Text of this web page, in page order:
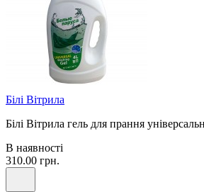
Білі Вітрила
Білі Вітрила гель для прання
В наявності
310.00 грн.